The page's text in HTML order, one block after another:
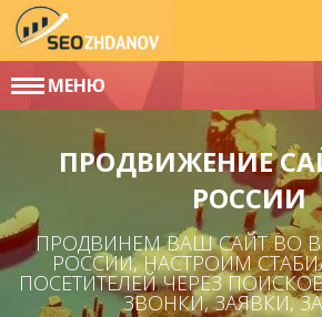
МЕНЮ
ПРОДВИЖЕНИЕ
РОССИИ
ПРОДВИНЕМ ВАШ САЙТ ВО
РОССИИ, НАСТРОИМ
ПОСЕТИТЕЛЕЙ ЧЕРЕЗ
ЗВОНКИ, ЗАЯВКИ,